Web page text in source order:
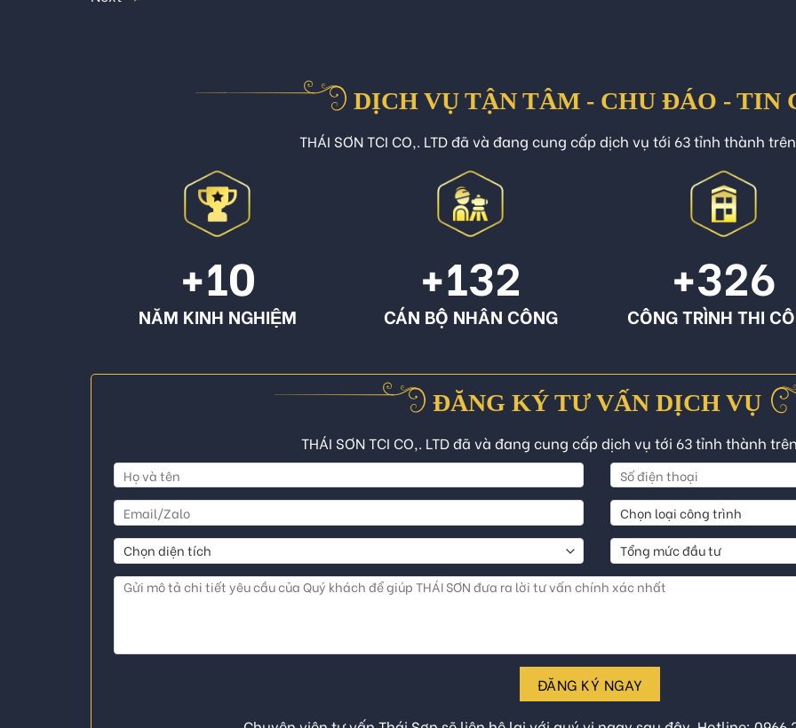
DỊCH VỤ TẬN TÂM - CHU ĐÁO - TIN
THÁI SƠN TCI CO,. LTD đã và đang cung cấp dịch vụ tới 63 tỉnh thành
+10
NĂM KINH NGHIỆM
+132
CÁN BỘ NHÂN CÔNG
+326
CÔNG TRÌNH THI
ĐĂNG KÝ TƯ VẤN DỊCH VỤ
THÁI SƠN TCI CO,. LTD đã và đang cung cấp dịch vụ tới 63 tỉnh thành
ĐĂNG KÝ NGAY